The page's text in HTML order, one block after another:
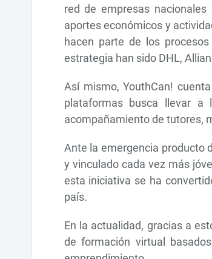
red de empresas
aportes económicos y
hacen parte de los
estrategia han sido DHL,
Así mismo, YouthCan!
plataformas busca llevar a
acompañamiento de tutores,
Ante la emergencia producto
y vinculado cada vez más
esta iniciativa se ha
país.
En la actualidad, gracias a
de formación virtual